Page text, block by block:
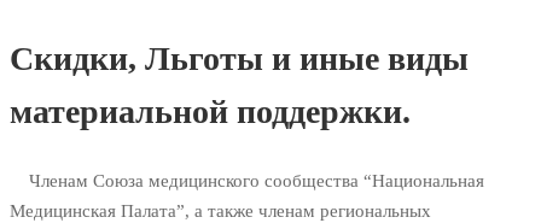
Скидки, Льготы и иные виды
материальной поддержки.
Членам Союза медицинского сообщества “Национальная
Медицинская Палата”, а также членам региональных